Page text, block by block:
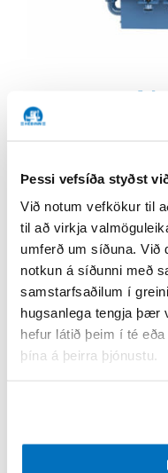
Þessi vefsíða styðst
Við notum vefkökur til
til að virkja
umferð um síðuna. Við
notkun á síðunni með
samstarfsaðilum í
hugsanlega tengja þær
hefur látið þeim í té
þína á þeirra þjónustu.
Bergen
vélar til framdrifs
og á sjó.